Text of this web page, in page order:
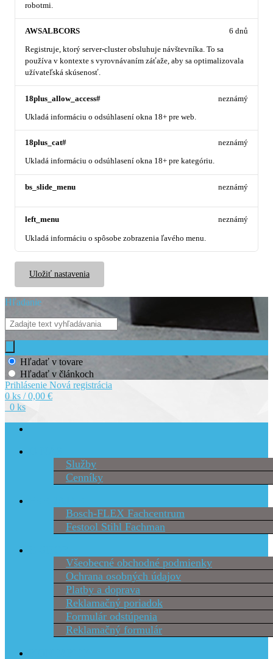
robotmi.
AWSALBCORS
Registruje, ktorý server-cluster obsluhuje návštevníka. To sa
používa v kontexte s vyrovnávaním záťaže, aby sa optimalizovala
užívateľská skúsenosť.
6 dnů
18plus_allow_access#
Ukladá informáciu o odsúhlasení okna 18+ pre web.
neznámý
18plus_cat#
Ukladá informáciu o odsúhlasení okna 18+ pre kategóriu.
neznámý
bs_slide_menu neznámý
left_menu
Ukladá informáciu o spôsobe zobrazenia ľavého menu.
neznámý
Uložiť nastavenia
Hľadanie
Hľadať v tovare
Hľadať v článkoch
Prihlásenie Nová registrácia
0 ks / 0,00 €
0 ks
Služby
Cenníky
Bosch-FLEX Fachcentrum
Festool Stihl Fachman
Všeobecné obchodné podmienky
Ochrana osobných údajov
Platby a doprava
Reklamačný poriadok
Formulár odstúpenia
Reklamačný formulár